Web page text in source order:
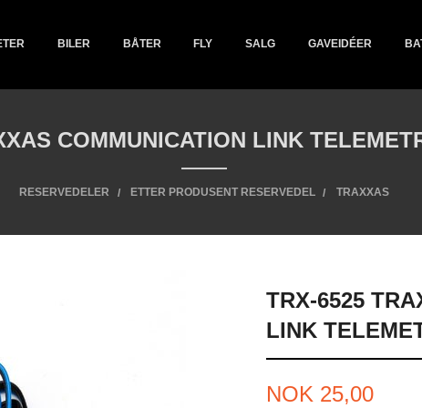
BILER BÅTER FLY SALG GAVEIDÉER
COMMUNICATION LINK
RESERVEDELER ETTER PRODUSENT RESERVEDEL TRAXXAS
TRX-6525
LINK
Tilbud
NOK 25,00